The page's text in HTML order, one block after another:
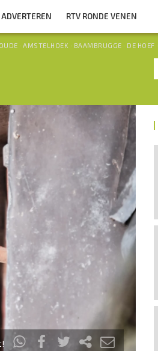
ADVERTEREN RTV RONDE VENEN
· AMSTELHOEK · BAAMBRUGGE · DE HOEF ·